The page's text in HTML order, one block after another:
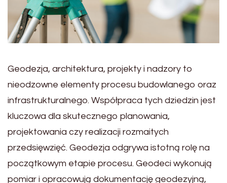
Geodezja, architektura, projekty i nadzory to
nieodzowne elementy procesu budowlanego oraz
infrastrukturalnego. Współpraca tych dziedzin jest
kluczowa dla skutecznego planowania,
projektowania czy realizacji rozmaitych
przedsięwzięć. Geodezja odgrywa istotną rolę na
początkowym etapie procesu. Geodeci wykonują
pomiar i opracowują dokumentację geodezyjną,